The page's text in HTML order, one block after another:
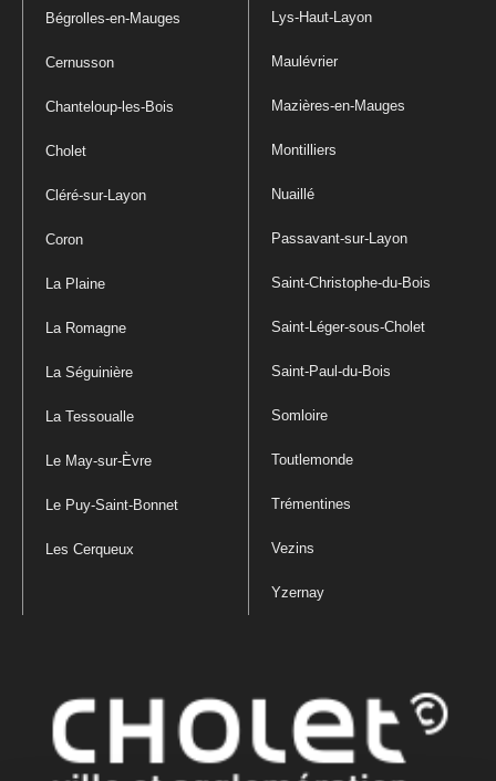
Bégrolles-en-Mauges
Cernusson
Chanteloup-les-Bois
Cholet
Cléré-sur-Layon
Coron
La Plaine
La Romagne
La Séguinière
La Tessoualle
Le May-sur-Èvre
Le Puy-Saint-Bonnet
Les Cerqueux
Lys-Haut-Layon
Maulévrier
Mazières-en-Mauges
Montilliers
Nuaillé
Passavant-sur-Layon
Saint-Christophe-du-Bois
Saint-Léger-sous-Cholet
Saint-Paul-du-Bois
Somloire
Toutlemonde
Trémentines
Vezins
Yzernay